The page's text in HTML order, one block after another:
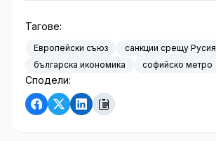
Тагове:
Европейски съюз
санкции срещу Русия
българска икономика
софийско метро
Сподели: